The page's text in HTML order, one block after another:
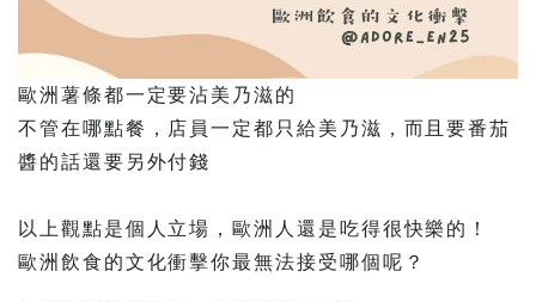
歐洲薯條都一定要沾美乃滋的
不管在哪點餐，店員一定都只給美乃滋，而且要番茄
醬的話還要另外付錢
以上觀點是個人立場，歐洲人還是吃得很快樂的！
歐洲飲食的文化衝擊你最無法接受哪個呢？